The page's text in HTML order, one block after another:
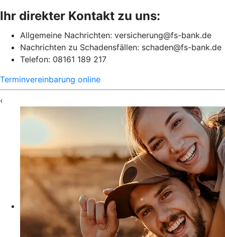
Ihr direkter Kontakt zu uns:
Allgemeine Nachrichten: versicherung@fs-bank.de
Nachrichten zu Schadensfällen: schaden@fs-bank.de
Telefon: 08161 189 217
Terminvereinbarung online
‹